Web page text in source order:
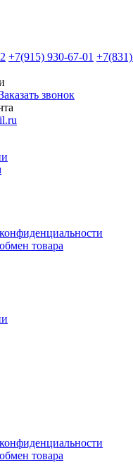
+7(915) 930-67-01 +7(831)
звонок
товара
товара